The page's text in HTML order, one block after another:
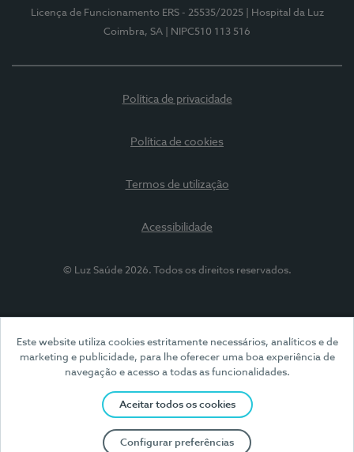
Este website utiliza cookies estritamente necessários, analíticos e de
marketing e publicidade, para lhe oferecer uma boa experiência de
navegação e acesso a todas as funcionalidades.
Aceitar todos os cookies
Configurar preferências
Licença de Funcionamento ERS - 25535/2025
| Hospital da Luz
Coimbra, SA
| NIPC510 113 516
Política de privacidade
Política de cookies
Termos de utilização
Acessibilidade
© Luz Saúde 2026. Todos os direitos reservados.